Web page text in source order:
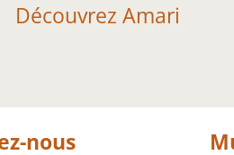
Découvrez Amari
nous